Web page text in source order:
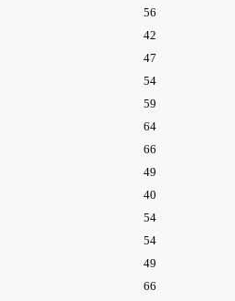
56
42
47
54
59
64
66
49
40
54
54
49
66